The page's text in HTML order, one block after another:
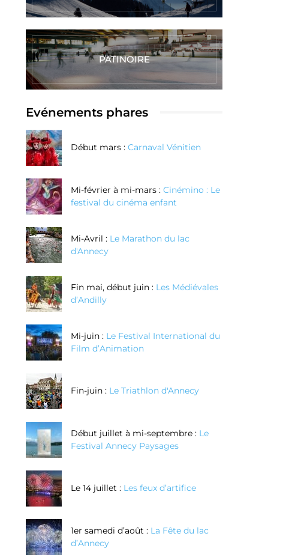
PATINOIRE
Evénements phares
Début mars : Carnaval Vénitien
Mi-février à mi-mars : Cinémino : Le
festival du cinéma enfant
Mi-Avril : Le Marathon du lac
d'Annecy
Fin mai, début juin : Les Médiévales
d’Andilly
Mi-juin : Le Festival International du
Film d’Animation
Fin-juin : Le Triathlon d'Annecy
Début juillet à mi-septembre : Le
Festival Annecy Paysages
Le 14 juillet : Les feux d’artifice
1er samedi d’août : La Fête du lac
d’Annecy